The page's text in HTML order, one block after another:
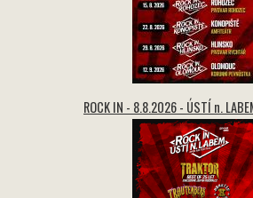
ROCK IN - 8.8.2026 - ÚSTÍ n.